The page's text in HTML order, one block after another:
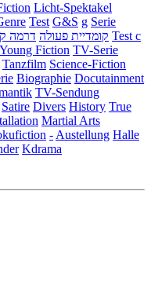
Licht-Spektakel
Test G&S g Serie
קומדיית פעולה דרמה
Test c
Young Fiction TV-Serie
Tanzfilm Science-Fiction
Biographie Docutainment
TV-Sendung
Satire Divers History True
Martial Arts
-Austellung Halle
Kdrama